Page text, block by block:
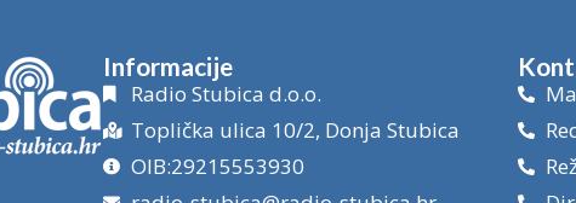
Informacije
Radio Stubica d.o.o.
Toplička ulica 10/2, Donja Stubica
OIB:29215553930